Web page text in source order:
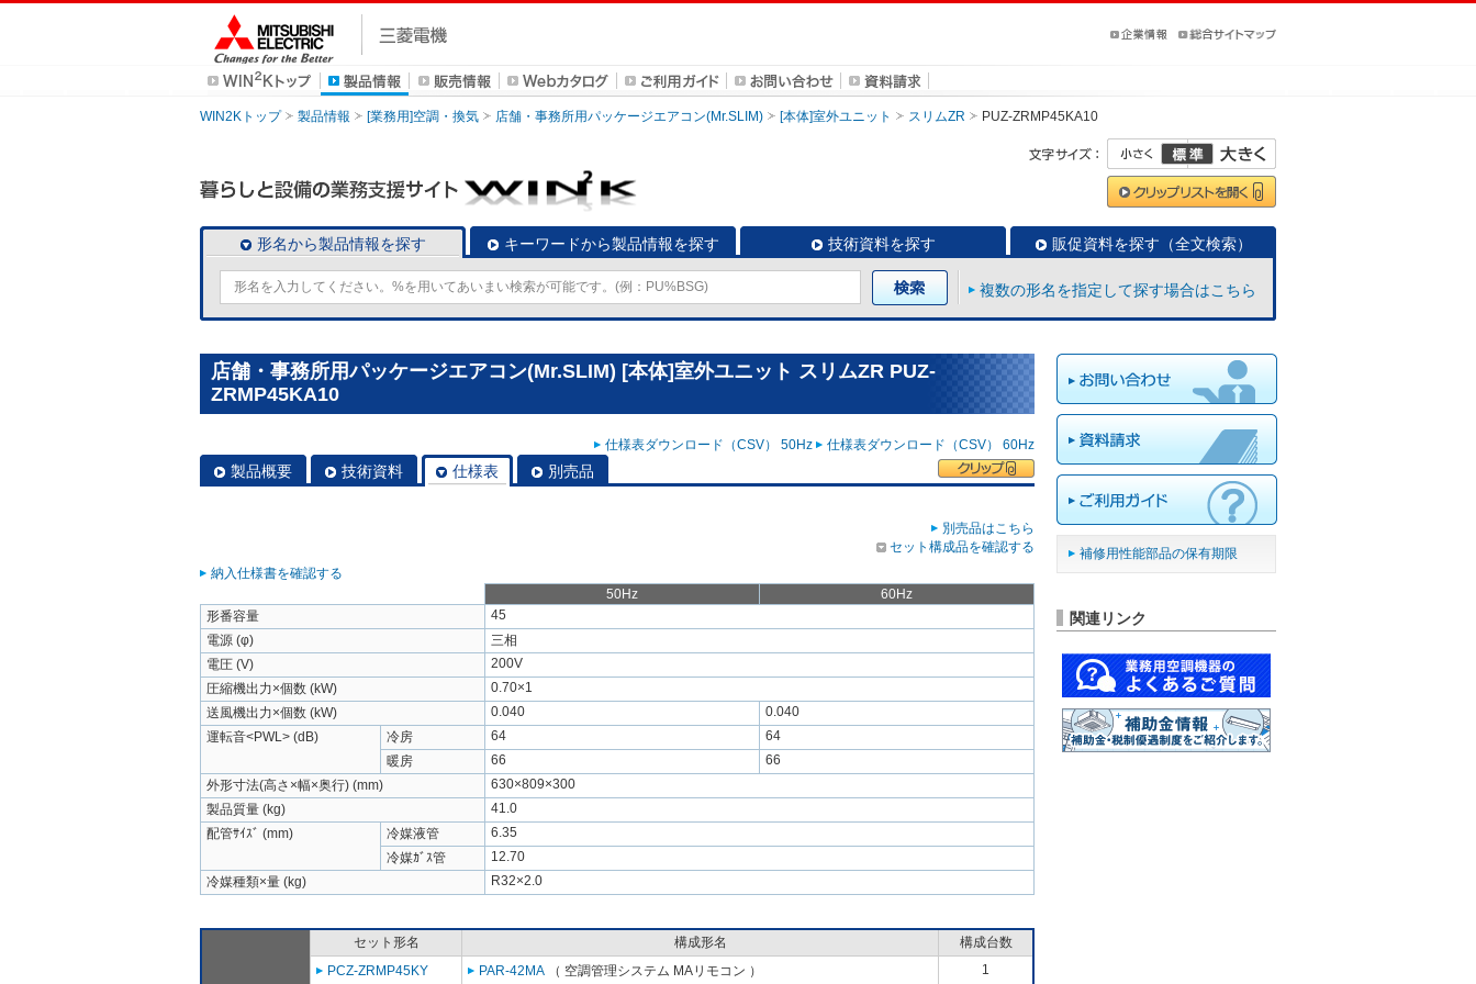
WIN2Kトップ 製品情報 [業務用]空調・換気 店舗・事務所用パッケージエアコン(Mr.SLIM) [本体]室外ユニット スリムZR PUZ-ZRMP45KA10
形名から製品情報を探す キーワードから製品情報を探す 技術資料を探す 販促資料を探す（全文検索）
複数の形名を指定して探す場合はこちら
店舗・事務所用パッケージエアコン(Mr.SLIM) [本体]室外ユニット スリムZR PUZ-
ZRMP45KA10
仕様表ダウンロード（CSV） 50Hz 仕様表ダウンロード（CSV） 60Hz
製品概要 技術資料 仕様表 別売品
別売品はこちら
セット構成品を確認する
納入仕様書を確認する
50Hz
60Hz
形番容量
45
電源 (φ)
三相
電圧 (V)
200V
圧縮機出力×個数 (kW)
0.70×1
送風機出力×個数 (kW)
0.040
0.040
運転音<PWL> (dB)
冷房 64
64
暖房
66
66
外形寸法(高さ×幅×奥行) (mm)
630×809×300
製品質量 (kg)
41.0
配管ｻｲｽﾞ (mm)
冷媒液管
6.35
冷媒ｶﾞｽ管
12.70
冷媒種類×量 (kg)
R32×2.0
セット形名 構成形名
構成台数
PCZ-ZRMP45KY
PAR-42MA （ 空調管理システム MAリモコン ） 1
補修用性能部品の保有期限
関連リンク